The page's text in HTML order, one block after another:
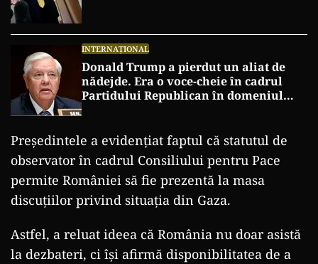
INTERNAȚIONAL
Donald Trump a pierdut un aliat de
nădejde. Era o voce-cheie în cadrul
Partidului Republican în domeniul
Președintele a evidențiat faptul că statutul de
observator în cadrul Consiliului pentru Pace
permite României să fie prezentă la masa
discuțiilor privind situația din Gaza.
Astfel, a reluat ideea că România nu doar asistă
la dezbateri, ci își afirmă disponibilitatea de a